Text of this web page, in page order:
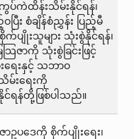
ပ်ကဲထိန်းသိမ်းနိုင်ရန်၊
ြီး စံချိန်စံညွှန်း ပြည့်မီ
ပျိုးသူများ သုံးစွဲနိုင်ရန်၊
ြဇာကို သုံးစွဲခြင်းဖြင့်
ရေးနှင့် သဘာဝ
မ်းရေးကို
ရန်တို့ဖြစ်ပါသည်။
ဇာဥပဒေကို စိုက်ပျိုးရေး၊